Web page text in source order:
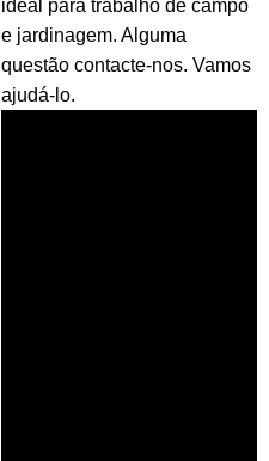
ideal para trabalho de campo
e jardinagem. Alguma
questão contacte-nos. Vamos
ajudá-lo.